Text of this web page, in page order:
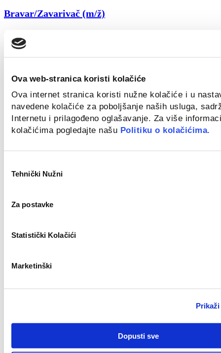
Ova web-stranica koristi kolačiće
Ova internet stranica koristi nužne kolačiće i u
navedene kolačiće za poboljšanje naših usluga,
Internetu i prilagođeno oglašavanje. Za više
kolačićima pogledajte našu Politiku o kolačićima.
pristanka
Tehnički Nužni
Za postavke
Statistički Kolačići
Marketinški
Dopusti sve
Bravar/Zavarivač (m/ž)
Novo
Field Sales Representative (Welding) m/f
Novo
Croatia
Key Account Manager
Zagreb